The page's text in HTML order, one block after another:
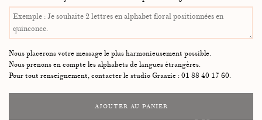
Nous placerons votre message le plus harmonieusement possible.
Nous prenons en compte les alphabets de langues étrangères.
Pour tout renseignement, contacter le studio Graazie : 01 88 40 17 60.
AJOUTER AU PANIER